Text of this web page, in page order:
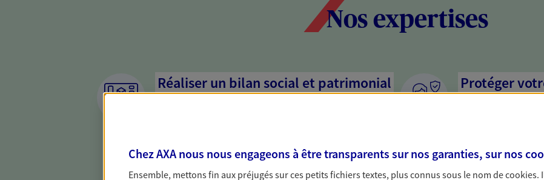
Nos expertises
Réaliser un bilan social et patrimonial
dresser un bilan complet de votre situation. Une analyse
solide pour vous formuler des conseils cohérents avec vos
Protéger
Nous sommes à
activité, mais aussi
interlocuteur pour
Chez AXA nous nous engageons à être transparents sur nos garanties, sur nos
Ensemble, mettons fin aux préjugés sur ces petits fichiers textes, plus connus sous le nom decookies.